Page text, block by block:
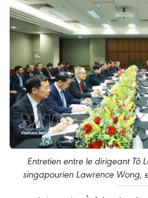
Entretien entre le dirigeant Tô
singapourien Lawrence Wong,